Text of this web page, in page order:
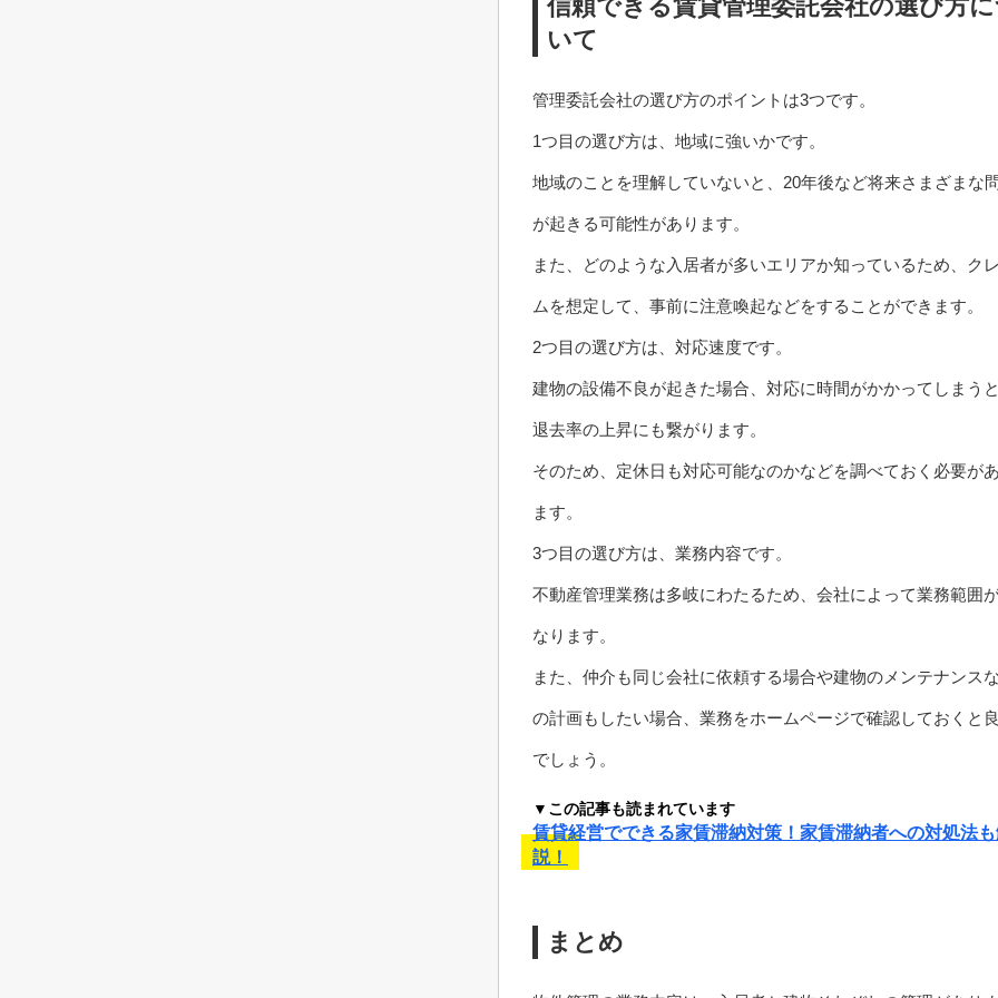
信頼できる賃貸管理委託会社の選び方
いて
管理委託会社の選び方のポイントは3つです。
1つ目の選び方は、地域に強いかです。
地域のことを理解していないと、20年後など将来さまざまな
が起きる可能性があります。
また、どのような入居者が多いエリアか知っているため、ク
ムを想定して、事前に注意喚起などをすることができます。
2つ目の選び方は、対応速度です。
建物の設備不良が起きた場合、対応に時間がかかってしまうと
退去率の上昇にも繋がります。
そのため、定休日も対応可能なのかなどを調べておく必要が
ます。
3つ目の選び方は、業務内容です。
不動産管理業務は多岐にわたるため、会社によって業務範囲
なります。
また、仲介も同じ会社に依頼する場合や建物のメンテナンス
の計画もしたい場合、業務をホームページで確認しておくと
でしょう。
▼この記事も読まれています
賃貸経営でできる家賃滞納対策！家賃滞納者への対処法
説！
まとめ